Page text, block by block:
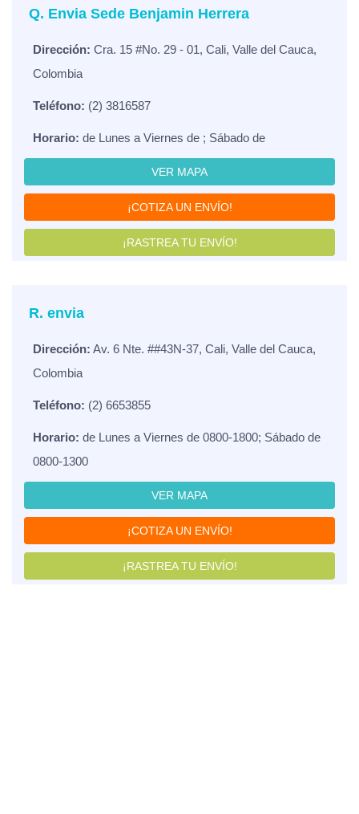
Q. Envia Sede Benjamin Herrera
Dirección: Cra. 15 #No. 29 - 01, Cali, Valle del Cauca,
Colombia
Teléfono: (2) 3816587
Horario: de Lunes a Viernes de ; Sábado de
VER MAPA
¡COTIZA UN ENVÍO!
¡RASTREA TU ENVÍO!
R. envia
Dirección: Av. 6 Nte. ##43N-37, Cali, Valle del Cauca,
Colombia
Teléfono: (2) 6653855
Horario: de Lunes a Viernes de 0800-1800; Sábado de
0800-1300
VER MAPA
¡COTIZA UN ENVÍO!
¡RASTREA TU ENVÍO!